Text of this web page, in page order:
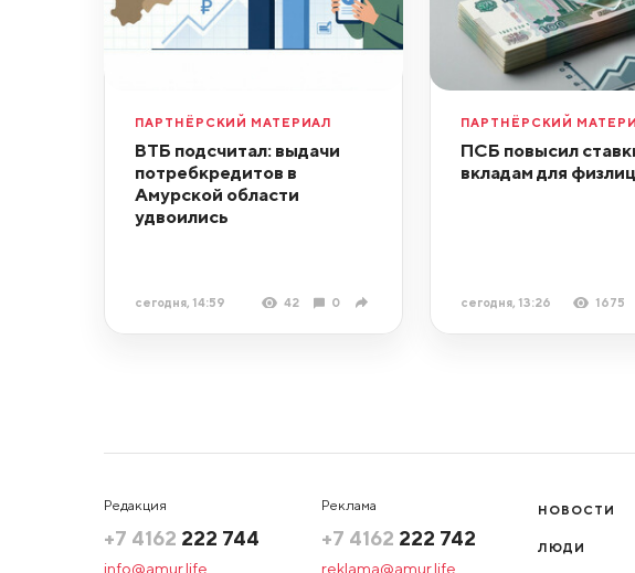
ПАРТНЁРСКИЙ МАТЕРИАЛ
ВТБ подсчитал: выдачи
потребкредитов в
Амурской области
удвоились
сегодня, 14:59 42 0
ПАРТНЁРСКИЙ
ПСБ повысил
вкладам для физлиц
сегодня, 13:26 1675
Редакция
+7 4162 222 744
info@amur.life
Реклама
+7 4162 222 742
reklama@amur.life
НОВОСТИ
ЛЮДИ